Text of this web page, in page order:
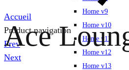
Home v9
Home v10
Home v11
Home v12
Home v13
Accueil
Product navigation
Prev
Next
Ace